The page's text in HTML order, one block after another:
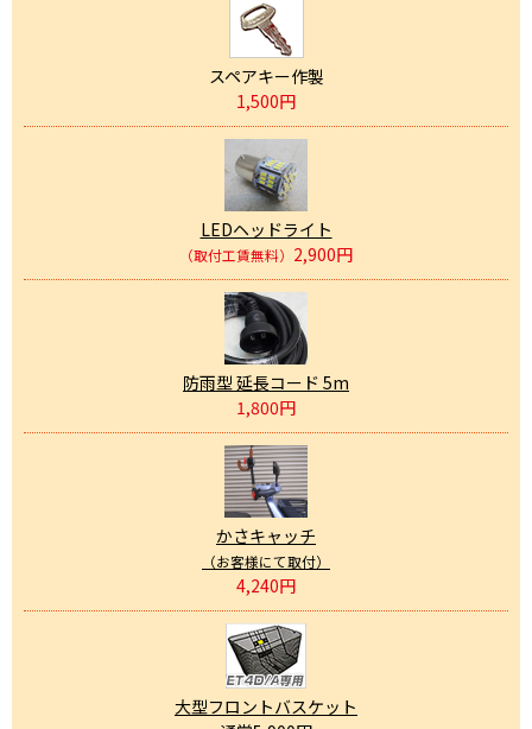
スペアキー作製
1,500円
LEDヘッドライト
（取付工賃無料） 2,900円
防雨型 延長コード 5m
1,800円
かさキャッチ
（お客様にて取付）
4,240円
大型フロントバスケット